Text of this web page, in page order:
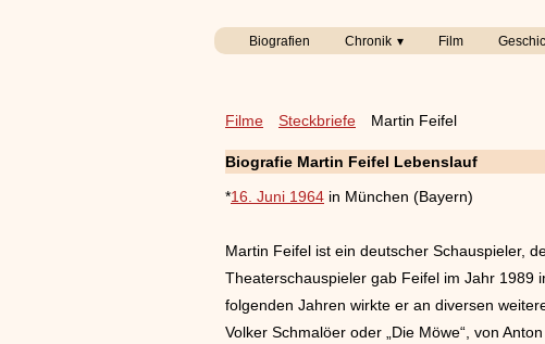
Biografien Chronik Film
Filme Steckbriefe Martin Feifel
Biografie Martin Feifel Lebenslauf
*16. Juni 1964 in München (Bayern)
Martin Feifel ist ein deutscher Schauspieler,
Theaterschauspieler gab Feifel im Jahr 1989
folgenden Jahren wirkte er an diversen
Volker Schmalöer oder „Die Möwe“, von